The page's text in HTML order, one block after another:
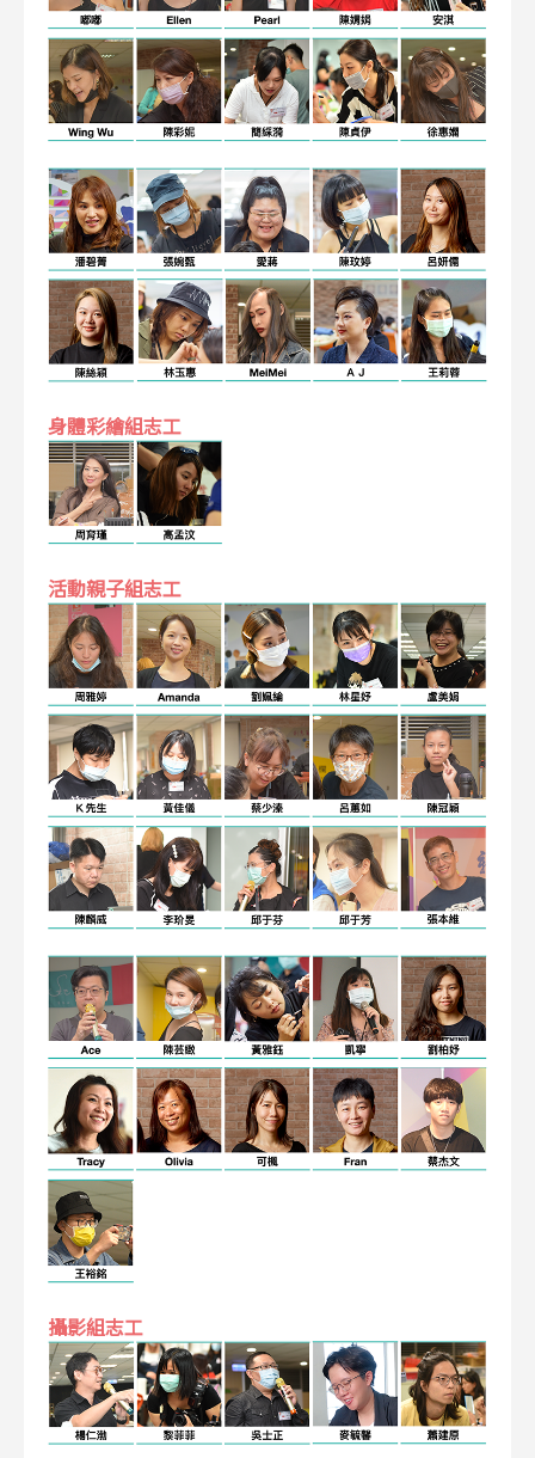
身體彩繪組志工
活動親子組志工
攝影組志工